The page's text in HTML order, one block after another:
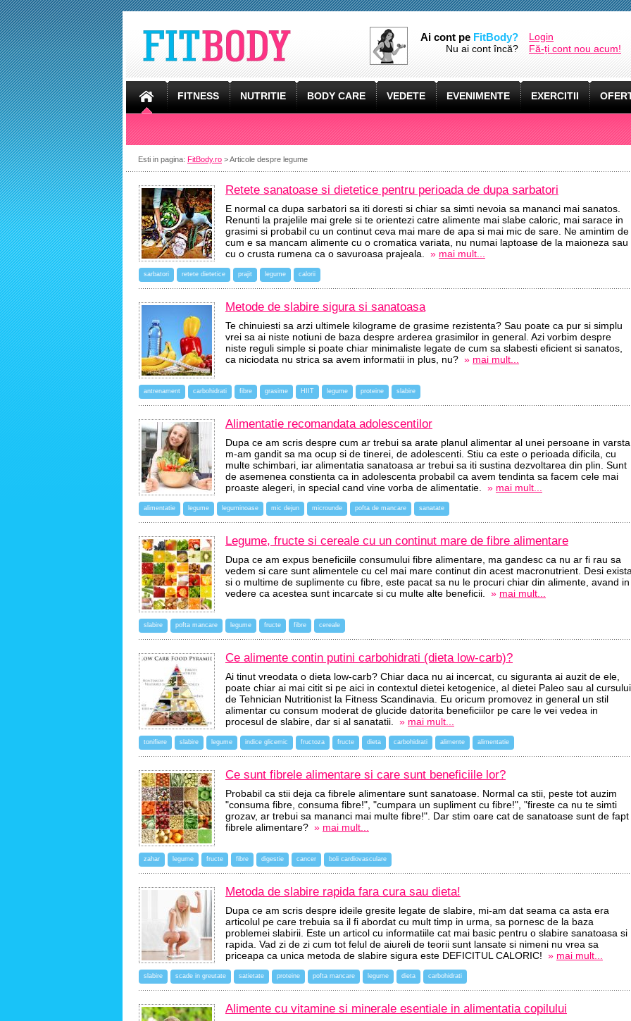
Ai cont pe FitBody?
Login
Nu ai cont încă?
Fă-ți cont nou acum!
FITNESS NUTRITIE BODY CARE VEDETE EVENIMENTE EXERCITII
Esti in pagina: FitBody.ro > Articole despre legume
Retete sanatoase si dietetice pentru perioada de dupa sarbatori
E normal ca dupa sarbatori sa iti doresti si chiar sa simti nevoia sa mananci mai sanatos.
Renunti la prajelile mai grele si te orientezi catre alimente mai slabe caloric, mai sarace in
grasimi si probabil cu un continut ceva mai mare de apa si mai mic de sare. Ne amintim de
cum e sa mancam alimente cu o cromatica variata, nu numai laptoase de la maioneza sau
cu o crusta rumena ca o savuroasa prajeala. » mai mult...
sarbatori retete dietetice prajit legume calorii
Metode de slabire sigura si sanatoasa
Te chinuiesti sa arzi ultimele kilograme de grasime rezistenta? Sau poate ca pur si simplu
vrei sa ai niste notiuni de baza despre arderea grasimilor in general. Azi vorbim despre
niste reguli simple si poate chiar minimaliste legate de cum sa slabesti eficient si sanatos,
ca niciodata nu strica sa avem informatii in plus, nu? » mai mult...
antrenament carbohidrati fibre grasime HIIT legume proteine slabire
Alimentatie recomandata adolescentilor
Dupa ce am scris despre cum ar trebui sa arate planul alimentar al unei persoane in
m-am gandit sa ma ocup si de tinerei, de adolescenti. Stiu ca este o perioada dificila, cu
multe schimbari, iar alimentatia sanatoasa ar trebui sa iti sustina dezvoltarea din plin. Sunt
de asemenea constienta ca in adolescenta probabil ca avem tendinta sa facem cele mai
proaste alegeri, in special cand vine vorba de alimentatie. » mai mult...
alimentatie legume leguminoase mic dejun microunde pofta de mancare sanatate
Legume, fructe si cereale cu un continut mare de fibre alimentare
Dupa ce am expus beneficiile consumului fibre alimentare, ma gandesc ca nu ar fi rau sa
vedem si care sunt alimentele cu cel mai mare continut din acest macronutrient. Desi
si o multime de suplimente cu fibre, este pacat sa nu le procuri chiar din alimente, avand in
vedere ca acestea sunt incarcate si cu multe alte beneficii. » mai mult...
slabire pofta mancare legume fructe fibre cereale
Ce alimente contin putini carbohidrati (dieta low-carb)?
Ai tinut vreodata o dieta low-carb? Chiar daca nu ai incercat, cu siguranta ai auzit de ele,
poate chiar ai mai citit si pe aici in contextul dietei ketogenice, al dietei Paleo sau al cursului
de Tehnician Nutritionist la Fitness Scandinavia. Eu oricum promovez in general un stil
alimentar cu consum moderat de glucide datorita beneficiilor pe care le vei vedea in
procesul de slabire, dar si al sanatatii. » mai mult...
tonifiere slabire legume indice glicemic fructoza fructe dieta carbohidrati alimente alimentatie
Ce sunt fibrele alimentare si care sunt beneficiile lor?
Probabil ca stii deja ca fibrele alimentare sunt sanatoase. Normal ca stii, peste tot auzim
"consuma fibre, consuma fibre!", "cumpara un supliment cu fibre!", "fireste ca nu te simti
grozav, ar trebui sa mananci mai multe fibre!". Dar stim oare cat de sanatoase sunt de fapt
fibrele alimentare? » mai mult...
zahar legume fructe fibre digestie cancer boli cardiovasculare
Metoda de slabire rapida fara cura sau dieta!
Dupa ce am scris despre ideile gresite legate de slabire, mi-am dat seama ca asta era
articolul pe care trebuia sa il fi abordat cu mult timp in urma, sa pornesc de la baza
problemei slabirii. Este un articol cu informatiile cat mai basic pentru o slabire sanatoasa si
rapida. Vad zi de zi cum tot felul de aiureli de teorii sunt lansate si nimeni nu vrea sa
priceapa ca unica metoda de slabire sigura este DEFICITUL CALORIC! » mai mult...
slabire scade in greutate satietate proteine pofta mancare legume dieta carbohidrati
Alimente cu vitamine si minerale esentiale in alimentatia copilului